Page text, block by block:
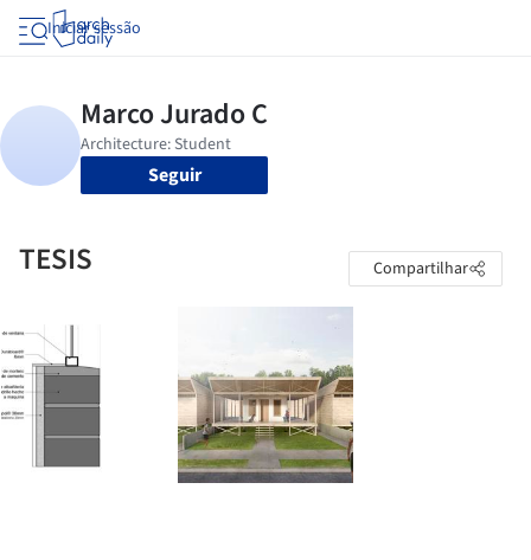
Iniciar sessão
Seguir
TESIS Compartilhar